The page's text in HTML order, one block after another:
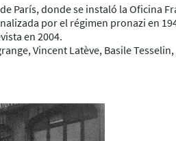
París, donde se instaló la Oficina
por el régimen pronazi en
en 2004.
Vincent Latève, Basile